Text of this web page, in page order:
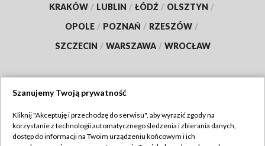
KRAKÓW / LUBLIN / ŁÓDŹ / OLSZTYN /
OPOLE / POZNAŃ / RZESZÓW /
SZCZECIN / WARSZAWA / WROCŁAW
TVP
Szanujemy Twoją prywatność
Kliknij "Akceptuję i przechodzę do serwisu", aby wyrazić zgody na
korzystanie z technologii automatycznego śledzenia i zbierania danych,
dostęp do informacji na Twoim urządzeniu końcowym i ich